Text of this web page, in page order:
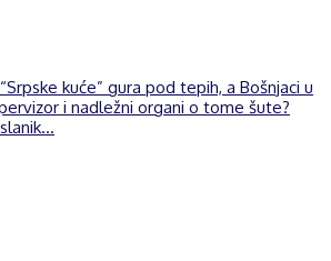
kuće” gura pod tepih, a Bošnjaci u
i nadležni organi o tome šute?